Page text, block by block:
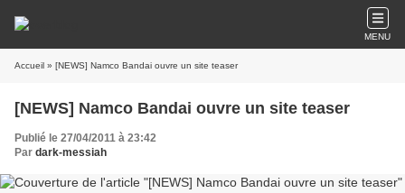
MENU
Accueil » [NEWS] Namco Bandai ouvre un site teaser
[NEWS] Namco Bandai ouvre un site teaser
Publié le 27/04/2011 à 23:42
Par dark-messiah